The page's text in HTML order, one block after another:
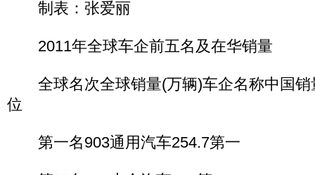
制表：张爱丽
2011年全球车企前五名及在华销量
全球名次全球销量(万辆)车企名称中国销
位
第一名903通用汽车254.7第一